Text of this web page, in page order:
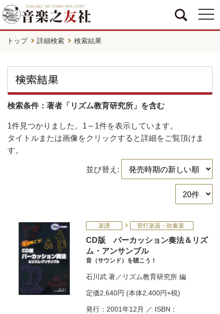
トップ 詳細検索 検索結果
検索結果
検索条件：著者「リズム教育研究所」を含む
1件見つかりました。 1～1件を表示しています。
タイトルまたは画像をクリックすると詳細をご覧頂けま
す。
並び替え:
楽譜 管打楽器・吹奏楽
CD版 パーカッション奏法＆リズ
ム・アンサンブル
音（サウンド）を聴こう！
石川武 著／ リズム教育研究所 編
定価2,640円 (本体2,400円+税)
発行：2001年12月 ／ ISBN：